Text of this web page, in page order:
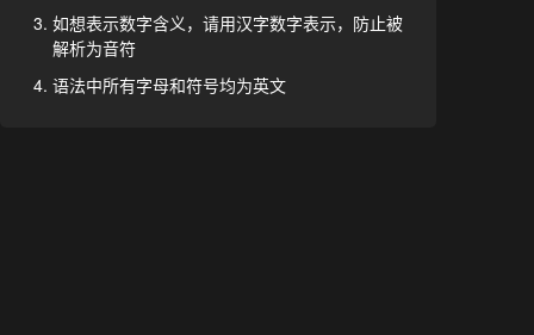
如想表示数字含义，请用汉字数字表示，防止被
解析为音符
语法中所有字母和符号均为英文